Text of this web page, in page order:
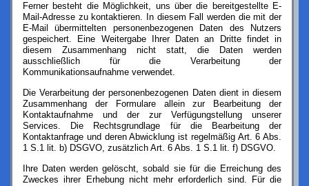
Ferner besteht die Möglichkeit, uns über die bereitgestellte E-
Mail-Adresse zu kontaktieren. In diesem Fall werden die mit der
E-Mail übermittelten personenbezogenen Daten des Nutzers
gespeichert. Eine Weitergabe Ihrer Daten an Dritte findet in
diesem Zusammenhang nicht statt, die Daten werden
ausschließlich für die Verarbeitung der
Kommunikationsaufnahme verwendet.
Die Verarbeitung der personenbezogenen Daten dient in diesem
Zusammenhang der Formulare allein zur Bearbeitung der
Kontaktaufnahme und der zur Verfügungstellung unserer
Services. Die Rechtsgrundlage für die Bearbeitung der
Kontaktanfrage und deren Abwicklung ist regelmäßig Art. 6 Abs.
1 S.1 lit. b) DSGVO, zusätzlich Art. 6 Abs. 1 S.1 lit. f) DSGVO.
Ihre Daten werden gelöscht, sobald sie für die Erreichung des
Zweckes ihrer Erhebung nicht mehr erforderlich sind. Für die